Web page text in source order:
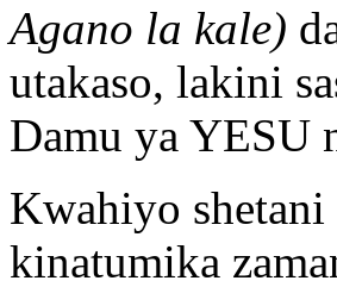
Agano la kale)
utakaso, lakini
Damu ya YESU
Kwahiyo
kinatumika